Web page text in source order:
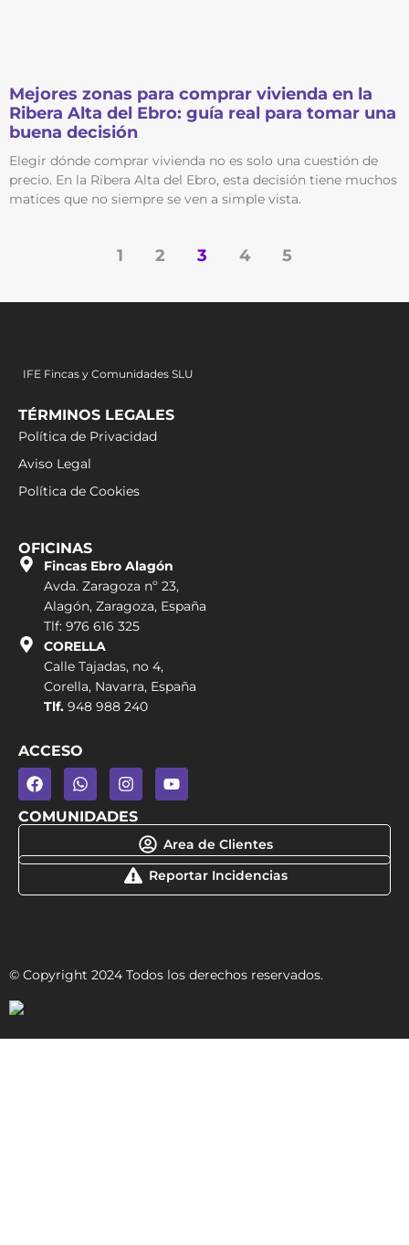
Mejores zonas para comprar vivienda en la
Ribera Alta del Ebro: guía real para tomar una
buena decisión
Elegir dónde comprar vivienda no es solo una cuestión de
precio. En la Ribera Alta del Ebro, esta decisión tiene muchos
matices que no siempre se ven a simple vista.
1 2 3 4 5
IFE Fincas y Comunidades SLU
TÉRMINOS LEGALES
Política de Privacidad
Aviso Legal
Política de Cookies
OFICINAS
Fincas Ebro Alagón
Avda. Zaragoza nº 23,
Alagón, Zaragoza, España
Tlf: 976 616 325
CORELLA
Calle Tajadas, no 4,
Corella, Navarra, España
Tlf. 948 988 240
ACCESO
COMUNIDADES
Area de Clientes
Reportar Incidencias
© Copyright 2024 Todos los derechos reservados.